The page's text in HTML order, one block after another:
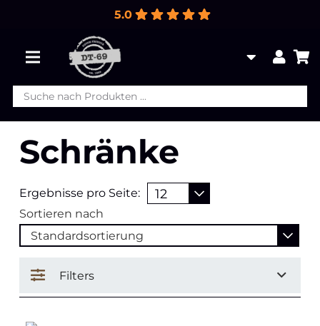
5.0
Products
search
Schränke
Ergebnisse pro Seite:
Sortieren nach
Filters